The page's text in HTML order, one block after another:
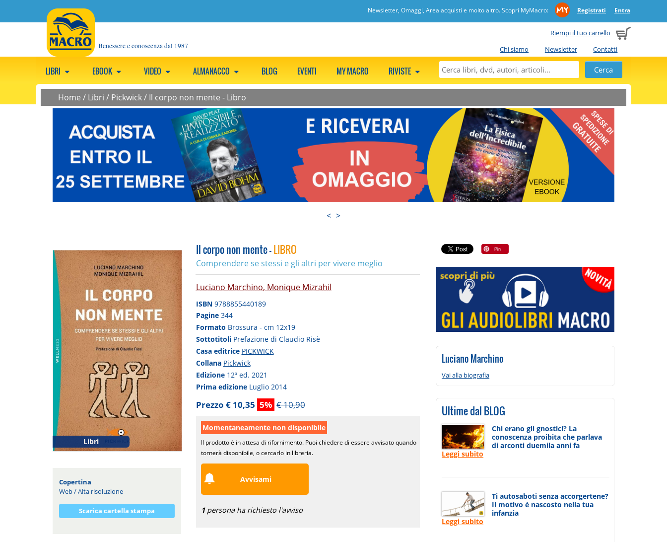
Newsletter, Omaggi, Area acquisti e molto altro. Scopri MyMacro: Registrati Entra
Riempi il tuo carrello
Chi siamo
Newsletter Contatti
Benessere e conoscenza dal 1987
LIBRI EBOOK VIDEO ALMANACCO BLOG EVENTI MY MACRO RIVISTE
Home / Libri / Pickwick/ Il corpo non mente - Libro
< >
Libri
Copertina
Web/Alta risoluzione
Scarica cartella stampa
Il corpo non mente -LIBRO
Comprendere se stessi e gli altri per vivere meglio
Luciano Marchino, Monique Mizrahil
ISBN 9788855440189
Pagine 344
Formato Brossura - cm 12x19
Sottotitoli Prefazione di Claudio Risè
Casa editrice PICKWICK
Collana Pickwick
Edizione 12ª ed. 2021
Prima edizione Luglio 2014
Prezzo € 10,35 5% € 10,90
Momentaneamente non disponibile
Il prodotto è in attesa di rifornimento. Puoi chiedere di essere avvisato quando
tornerà disponibile, o cercarlo in libreria.
Avvisami
1persona ha richiesto l'avviso
Luciano Marchino
Vai alla biografia
Ultime dal BLOG
Chi erano gli gnostici? La
conoscenza proibita che parlava
di arconti duemila anni fa
Leggi subito
Ti autosaboti senza accorgertene?
Il motivo è nascosto nella tua
infanzia
Leggi subito